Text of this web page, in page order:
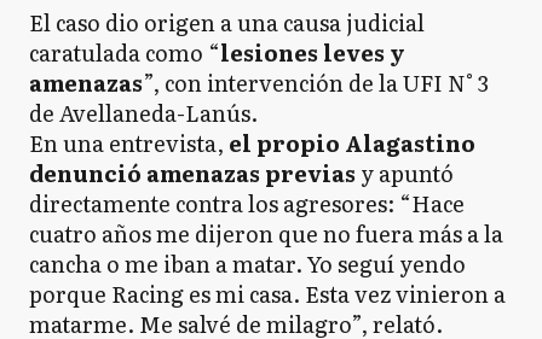
El caso dio origen a una causa judicial
caratulada como “lesiones leves y
amenazas”, con intervención de la UFI N° 3
de Avellaneda-Lanús.
En una entrevista, el propio Alagastino
denunció amenazas previas y apuntó
directamente contra los agresores: “Hace
cuatro años me dijeron que no fuera más a la
cancha o me iban a matar. Yo seguí yendo
porque Racing es mi casa. Esta vez vinieron a
matarme. Me salvé de milagro”, relató.